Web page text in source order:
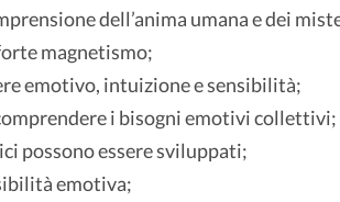
dell’anima umana e dei
magnetismo;
emotivo, intuizione e sensibilità;
i bisogni emotivi collettivi;
possono essere sviluppati;
emotiva;